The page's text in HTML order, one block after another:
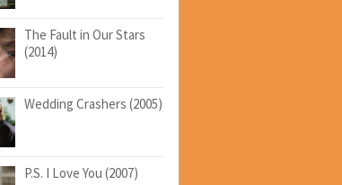
The Fault in Our Stars
(2014)
Wedding Crashers (2005)
P.S. I Love You (2007)